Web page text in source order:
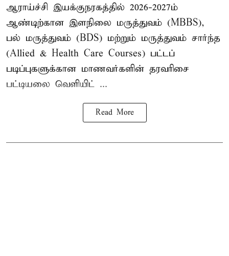
ஆராய்ச்சி இயக்குநரகத்தில் 2026-2027ம்
ஆண்டிற்கான இளநிலை மருத்துவம் (MBBS),
பல் மருத்துவம் (BDS) மற்றும் மருத்துவம் சார்ந்த
(Allied & Health Care Courses) பட்டப்
படிப்புகளுக்கான மாணவர்களின் தரவரிசை
பட்டியலை வெளியிட் ...
Read More